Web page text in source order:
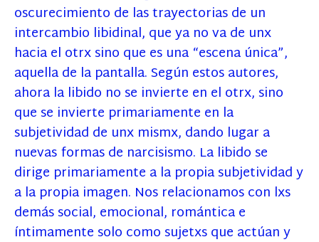
oscurecimiento de las trayectorias de un
intercambio libidinal, que ya no va de unx
hacia el otrx sino que es una “escena única”,
aquella de la pantalla. Según estos autores,
ahora la libido no se invierte en el otrx, sino
que se invierte primariamente en la
subjetividad de unx mismx, dando lugar a
nuevas formas de narcisismo. La libido se
dirige primariamente a la propia subjetividad y
a la propia imagen. Nos relacionamos con lxs
demás social, emocional, romántica e
íntimamente solo como sujetxs que actúan y